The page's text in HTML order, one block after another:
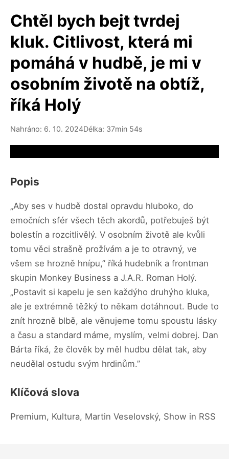
Chtěl bych bejt tvrdej
kluk. Citlivost, která mi
pomáhá v hudbě, je mi v
osobním životě na obtíž,
říká Holý
Nahráno: 6. 10. 2024Délka: 37min 54s
Popis
„Aby ses v hudbě dostal opravdu hluboko, do
emočních sfér všech těch akordů, potřebuješ být
bolestín a rozcitlivělý. V osobním životě ale kvůli
tomu věci strašně prožívám a je to otravný, ve
všem se hrozně hnípu,” říká hudebník a frontman
skupin Monkey Business a J.A.R. Roman Holý.
„Postavit si kapelu je sen každýho druhýho kluka,
ale je extrémně těžký to někam dotáhnout. Bude to
znít hrozně blbě, ale věnujeme tomu spoustu lásky
a času a standard máme, myslím, velmi dobrej. Dan
Bárta říká, že člověk by měl hudbu dělat tak, aby
neudělal ostudu svým hrdinům.”
Klíčová slova
Premium, Kultura, Martin Veselovský, Show in RSS